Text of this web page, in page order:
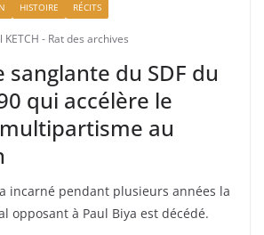
HISTOIRE RÉCITS
KETCH - Rat des archives
sanglante du SDF du
qui accélère le
au
incarné pendant plusieurs années la
opposant à Paul Biya est décédé.